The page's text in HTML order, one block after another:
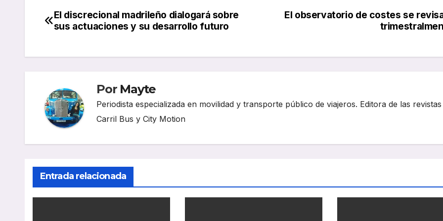
Navegación
entradas
El observatorio de costes se
El discrecional madrileño dialogará sobre
sus actuaciones y su desarrollo futuro
Por Mayte
Periodista especializada en movilidad y transporte público de viajeros. Editora de las revistas
Carril Bus y City Motion
Entrada relacionada